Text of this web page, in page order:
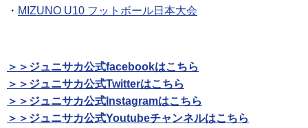
・ MIZUNO U10 フットボール日本大会
＞＞ジュニサカ公式facebookはこちら
＞＞ジュニサカ公式Twitterはこちら
＞＞ジュニサカ公式Instagramはこちら
＞＞ジュニサカ公式Youtubeチャンネルはこちら